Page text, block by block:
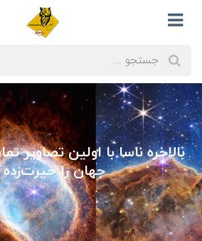
بالاخره ناسا با اولین تصاویر
جهان را حیرت‌زده